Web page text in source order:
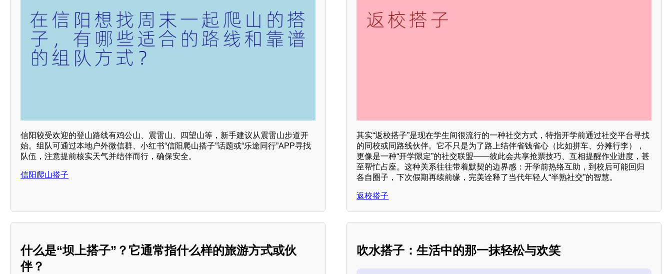
信阳较受欢迎的登山路线有鸡公山、震雷山、四望山等，新手建议从震雷山步道开
始。组队可通过本地户外微信群、小红书“信阳爬山搭子”话题或“乐途同行”APP寻找
队伍，注意提前核实天气并结伴而行，确保安全。
信阳爬山搭子
其实“返校搭子”是现在学生间很流行的一种社交方式，特指开学前通过社交平台寻找
的同校或同路线伙伴。它不只是为了路上结伴省钱省心（比如拼车、分摊行李），
更像是一种“开学限定”的社交联盟——彼此会共享抢票技巧、互相提醒作业进度，甚
至帮忙占座。这种关系往往带着默契的边界感：开学前热络互助，到校后可能回归
各自圈子，下次假期再续前缘，完美诠释了当代年轻人“半熟社交”的智慧。
返校搭子
什么是“坝上搭子”？它通常指什么样的旅游方式或伙
伴？
吹水搭子：生活中的那一抹轻松与欢笑